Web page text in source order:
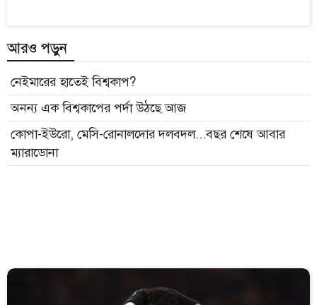
আরও পড়ুন
নেইমারের হাতেই বিশ্বকাপ?
অনন্য এক বিশ্বকাপের পর্দা উঠছে আজ
কোপা-ইউরো, মেসি-রোনালদোর দলবদল...বছর শেষে আবার
ম্যারাডোনা